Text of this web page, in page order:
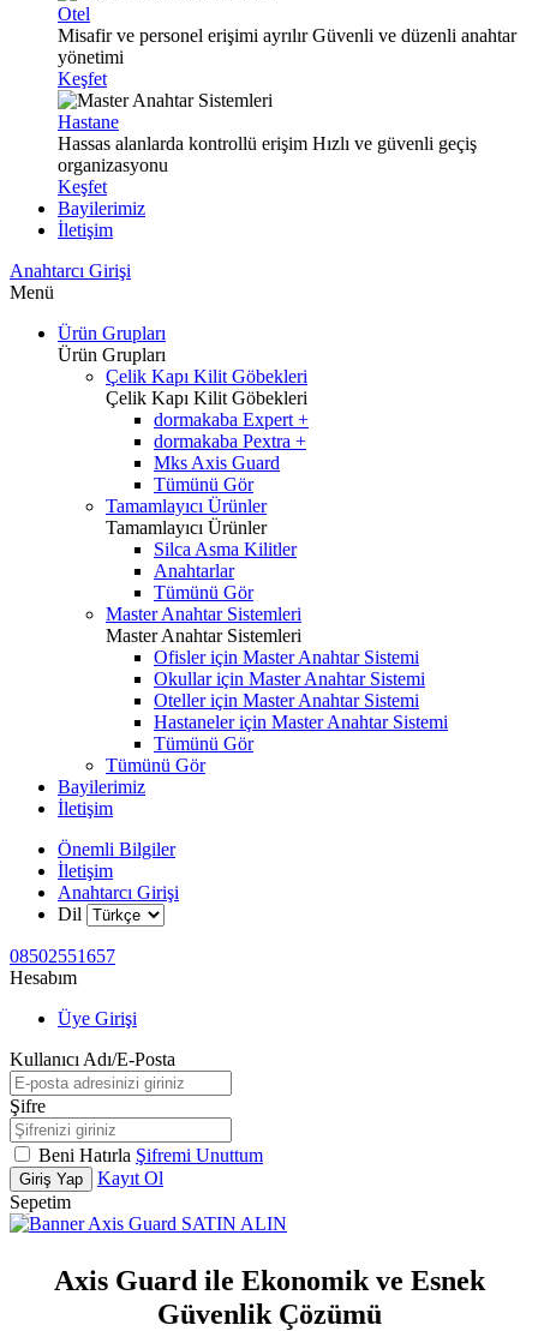
Otel
Misafir ve personel erişimi ayrılır Güvenli ve düzenli anahtar
yönetimi
Keşfet
Hastane
Hassas alanlarda kontrollü erişim Hızlı ve güvenli geçiş
organizasyonu
Keşfet
Bayilerimiz
İletişim
Anahtarcı Girişi
Menü
Ürün Grupları
Ürün Grupları
Çelik Kapı Kilit Göbekleri
Çelik Kapı Kilit Göbekleri
dormakaba Expert +
dormakaba Pextra +
Mks Axis Guard
Tümünü Gör
Tamamlayıcı Ürünler
Tamamlayıcı Ürünler
Silca Asma Kilitler
Anahtarlar
Tümünü Gör
Master Anahtar Sistemleri
Master Anahtar Sistemleri
Ofisler için Master Anahtar Sistemi
Okullar için Master Anahtar Sistemi
Oteller için Master Anahtar Sistemi
Hastaneler için Master Anahtar Sistemi
Tümünü Gör
Tümünü Gör
Bayilerimiz
İletişim
Önemli Bilgiler
İletişim
Anahtarcı Girişi
Dil
08502551657
Hesabım
Üye Girişi
Kullanıcı Adı/E-Posta
Şifre
Beni Hatırla Şifremi Unuttum
Giriş Yap
Kayıt Ol
Sepetim
Axis Guard SATIN ALIN
Axis Guard ile Ekonomik ve Esnek
Güvenlik Çözümü